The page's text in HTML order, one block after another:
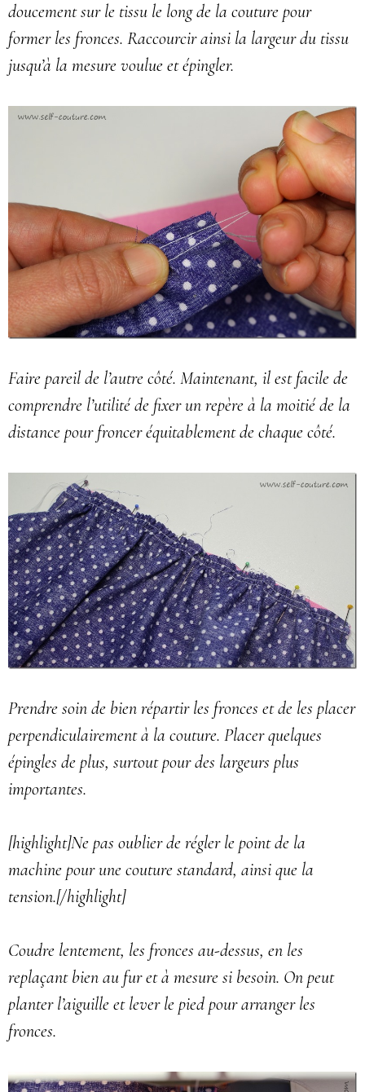
doucement sur le tissu le long de la couture pour
former les fronces. Raccourcir ainsi la largeur du tissu
jusqu’à la mesure voulue et épingler.
Faire pareil de l’autre côté. Maintenant, il est facile de
comprendre l’utilité de fixer un repère à la moitié de la
distance pour froncer équitablement de chaque côté.
Prendre soin de bien répartir les fronces et de les placer
perpendiculairement à la couture. Placer quelques
épingles de plus, surtout pour des largeurs plus
importantes.
[highlight]Ne pas oublier de régler le point de la
machine pour une couture standard, ainsi que la
tension.[/highlight]
Coudre lentement, les fronces au-dessus, en les
replaçant bien au fur et à mesure si besoin. On peut
planter l’aiguille et lever le pied pour arranger les
fronces.